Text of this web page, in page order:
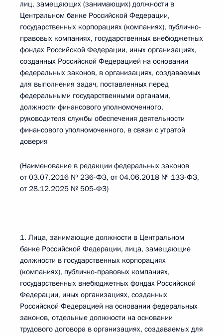
лиц, замещающих (занимающих) должности в
Центральном банке Российской Федерации,
государственных корпорациях (компаниях), публично-
правовых компаниях, государственных внебюджетных
фондах Российской Федерации, иных организациях,
созданных Российской Федерацией на основании
федеральных законов, в организациях, создаваемых
для выполнения задач, поставленных перед
федеральными государственными органами,
должности финансового уполномоченного,
руководителя службы обеспечения деятельности
финансового уполномоченного, в связи с утратой
доверия
(Наименование в редакции федеральных законов
от 03.07.2016 № 236-ФЗ, от 04.06.2018 № 133-ФЗ,
от 28.12.2025 № 505-ФЗ)
1. Лица, занимающие должности в Центральном
банке Российской Федерации, лица, замещающие
должности в государственных корпорациях
(компаниях), публично-правовых компаниях,
государственных внебюджетных фондах Российской
Федерации, иных организациях, созданных
Российской Федерацией на основании федеральных
законов, отдельные должности на основании
трудового договора в организациях, создаваемых для